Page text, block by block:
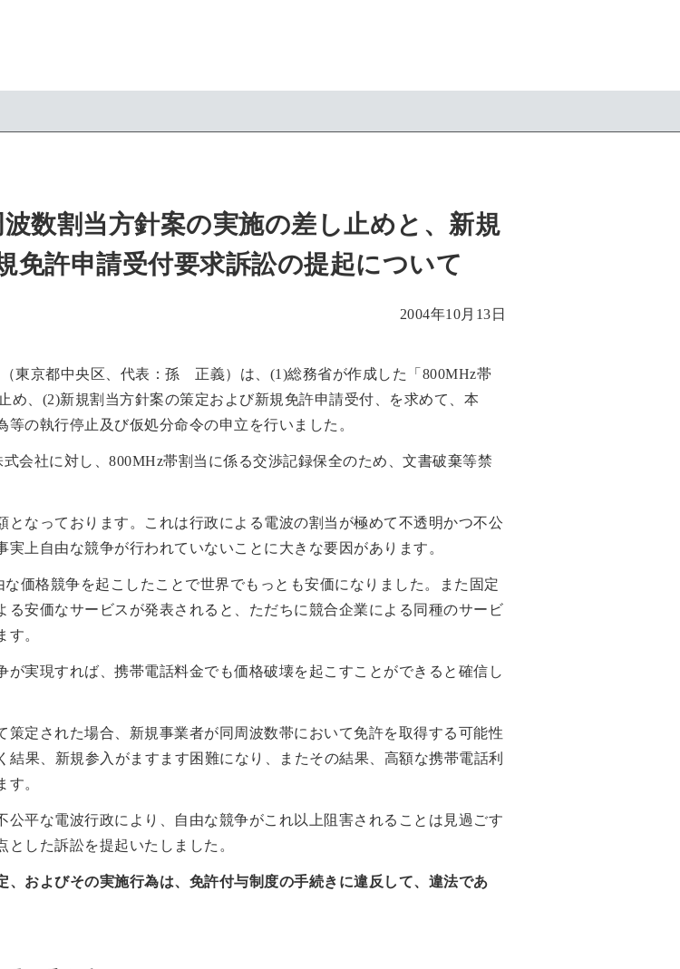
数割当方針案の実施の差し止めと、新規
免許申請受付要求訴訟の提起について
2004年10月13日
東京都中央区、代表：孫 正義）は、(1)総務省が作成した「800MHz帯
め、(2)新規割当方針案の策定および新規免許申請受付、を求めて、本
の執行停止及び仮処分命令の申立を行いました。
会社に対し、800MHz帯割当に係る交渉記録保全のため、文書破棄等禁
なっております。これは行政による電波の割当が極めて不透明かつ不公
上自由な競争が行われていないことに大きな要因があります。
価格競争を起こしたことで世界でもっとも安価になりました。また固定
安価なサービスが発表されると、ただちに競合企業による同種のサービ
。
実現すれば、携帯電話料金でも価格破壊を起こすことができると確信し
定された場合、新規事業者が同周波数帯において免許を取得する可能性
果、新規参入がますます困難になり、またその結果、高額な携帯電話利
。
平な電波行政により、自由な競争がこれ以上阻害されることは見過ごす
した訴訟を提起いたしました。
およびその実施行為は、免許付与制度の手続きに違反して、違法であ